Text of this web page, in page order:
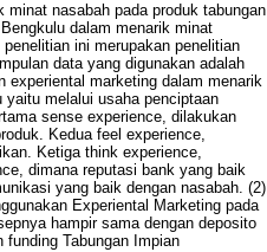
nasabah pada produk tabungan
dalam menarik minat
ini merupakan penelitian
data yang digunakan adalah
experiental marketing dalam menarik
yaitu melalui usaha penciptaan
sense experience, dilakukan
Kedua feel experience,
Ketiga think experience,
dimana reputasi bank yang baik
yang baik dengan nasabah. (2)
Experiental Marketing pada
hampir sama dengan deposito
Tabungan Impian